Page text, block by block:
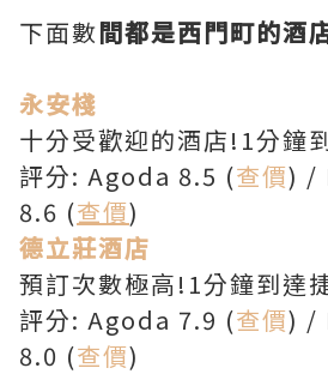
下面數間都是西門町的酒
永安棧
十分受歡迎的酒店!1分鐘
評分: Agoda 8.5 (查價) /
8.6 (查價)
德立莊酒店
預訂次數極高!1分鐘到達
評分: Agoda 7.9 (查價) /
8.0 (查價)